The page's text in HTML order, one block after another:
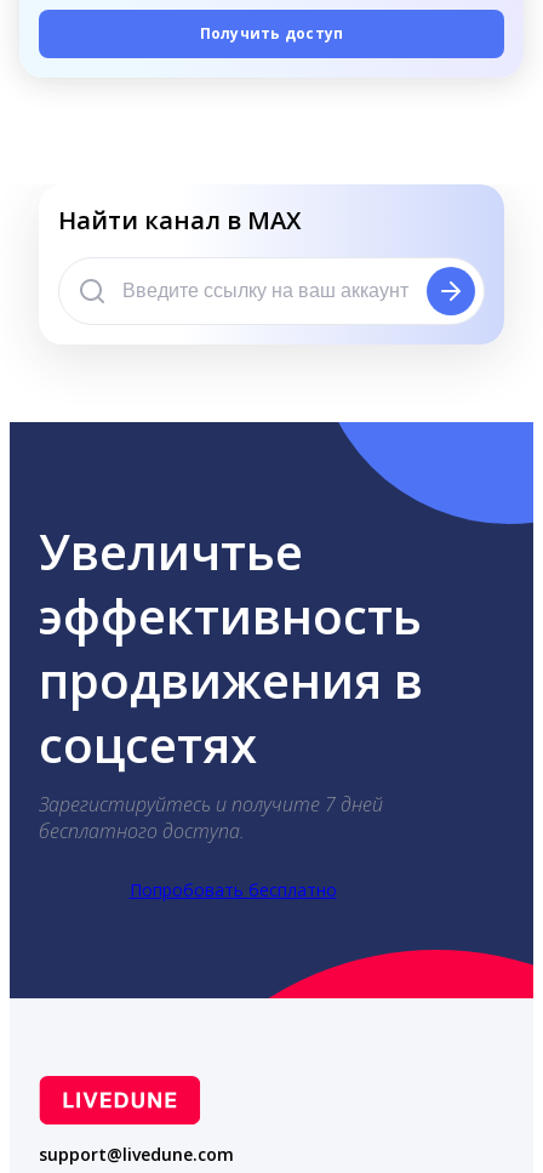
Получить доступ
Найти канал в MAX
Увеличтье
эффективность
продвижения в
соцсетях
Зарегистируйтесь и получите 7 дней
бесплатного доступа.
Попробовать бесплатно
support@livedune.com